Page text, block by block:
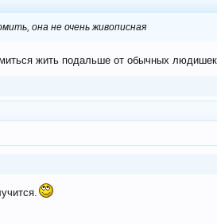
она не очень живописная
жить подальше от обычных людишек